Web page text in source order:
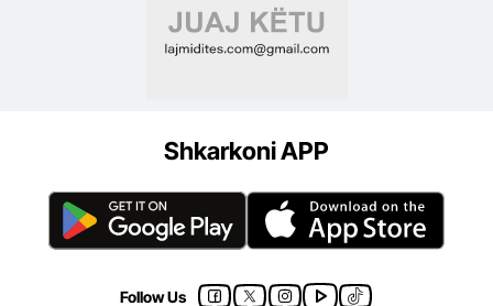
Shkarkoni APP
Follow Us